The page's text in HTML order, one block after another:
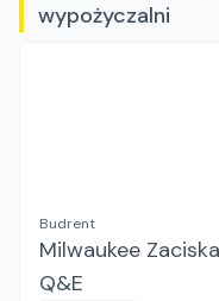
wypożyczalni
Budrent
Milwaukee
Q&E